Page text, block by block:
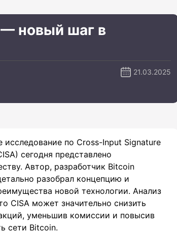
— новый шаг в
21.03.2025
исследование по Cross-Input Signature
сегодня представлено
Автор, разработчик Bitcoin
разобрал концепцию и
новой технологии. Анализ
CISA может значительно снизить
уменьшив комиссии и повысив
сети Bitcoin.